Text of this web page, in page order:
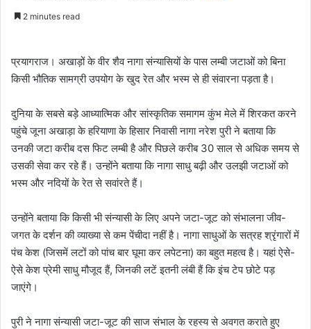
2 minutes read
प्रयागराज। अखाड़ों के वीर शैव नागा संन्यासियों के पास लम्बी जटाओं को बिना
किसी भौतिक सामग्री उपयोग के खुद रेत और भस्म से ही संवारना पड़ता है।
दुनिया के सबसे बड़े आध्यात्मिक और सांस्कृतिक समागम कुंभ मेले में शिरकत करने
पहुंचे जूना अखाड़ा के हरियाणा के हिसार निवासी नागा नरेश पुरी ने बताया कि
उनकी जटा करीब दस फिट लम्बी है और पिछले करीब 30 साल से अधिक समय से
उसकी सेवा कर रहे हैं। उन्होंने बताया कि नागा साधु बढ़ी और उलझी जटाओं को
भस्म और नदियों के रेत से सवांरते हैं।
उन्होंने बताया कि किसी भी संन्यासी के लिए अपने जटा-जूट को संभालना जीव-
जगत के दर्शन की व्याख्या से कम पेंचीदा नहीं है। नागा साधुओं के सत्रह श्रृंगारों में
पंच केश (जिसमें लटों को पांच बार घूमा कर लपेटना) का बहुत महत्व है। यहां ऐसे-
ऐसे केश प्रेमी साधु मौजूद हैं, जिनकी लटें इतनी लंबी हैं कि इंच टेप छोटे पड़
जाएंगे।
पुरी ने नागा संन्यासी जटा-जूट की साज संभाल के रहस्य से अवगत कराते हुए